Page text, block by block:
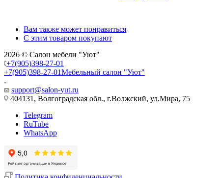
Вам также может понравиться
С этим товаром покупают
2026 © Салон мебели "Уют"
+7(905)398-27-01
+7(905)398-27-01Мебельный салон "Уют"
support@salon-yut.ru
404131, Волгоградская обл., г.Волжский, ул.Мира, 75
Telegram
RuTube
WhatsApp